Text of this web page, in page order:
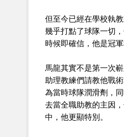
但至今已經在學校執
幾乎打點了球隊一切
時候即確信，他是冠軍
馬龍其實不是第一次
助理教練們請教他戰
為當時球隊潤滑劑，
去當全職助教的主因
中，他更顯特別。